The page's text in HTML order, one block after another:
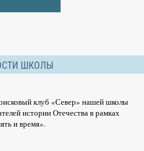
ШКОЛЫ
клуб «Север» нашей школы
истории Отечества в рамках
и время».